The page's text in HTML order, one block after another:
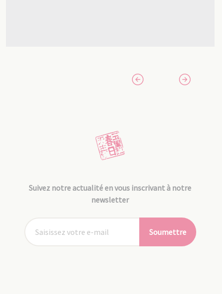
Suivez notre actualité en vous inscrivant à notre
newsletter
Soumettre